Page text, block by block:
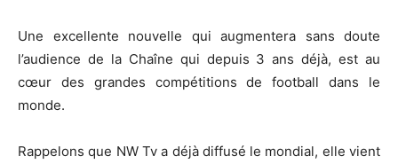
Une excellente nouvelle qui augmentera sans doute
l’audience de la Chaîne qui depuis 3 ans déjà, est au
cœur des grandes compétitions de football dans le
monde.
Rappelons que NW Tv a déjà diffusé le mondial, elle vient